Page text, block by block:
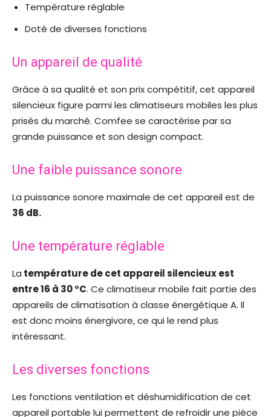
Température réglable
Doté de diverses fonctions
Un appareil de qualité
Grâce à sa qualité et son prix compétitif, cet appareil
silencieux figure parmi les climatiseurs mobiles les plus
prisés du marché. Comfee se caractérise par sa
grande puissance et son design compact.
Une faible puissance sonore
La puissance sonore maximale de cet appareil est de
36 dB.
Une température réglable
La température de cet appareil silencieux est
entre 16 à 30 °C. Ce climatiseur mobile fait partie des
appareils de climatisation à classe énergétique A. Il
est donc moins énergivore, ce qui le rend plus
intéressant.
Les diverses fonctions
Les fonctions ventilation et déshumidification de cet
appareil portable lui permettent de refroidir une pièce